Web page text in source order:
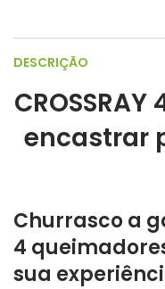
DESCRIÇÃO
encastrar
Churrasco a
4 queimadores
sua